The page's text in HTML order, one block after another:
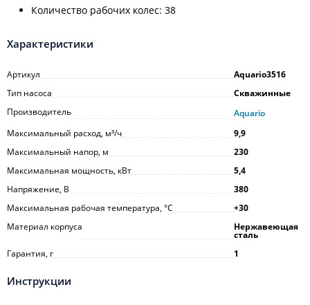
Количество рабочих колес: 38
Характеристики
Артикул
Aquario3516
Тип насоса
Скважинные
Производитель
Aquario
Максимальный расход, м³/ч
9,9
Максимальный напор, м
230
Максимальная мощность, кВт
5,4
Напряжение, В
380
Максимальная рабочая температура, °С
+30
Материал корпуса
Нержавеющая
сталь
Гарантия, г
1
Инструкции